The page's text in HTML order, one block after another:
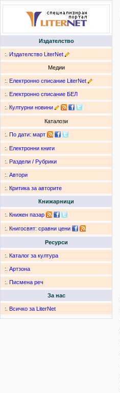
Издателство
:. Издателство LiterNet
Медии
:. Електронно списание LiterNet
:. Електронно списание БЕЛ
:. Културни новини
Каталози
:. По дати: март
:. Електронни книги
:. Раздели / Рубрики
:. Автори
:. Критика за авторите
Книжарници
:. Книжен пазар
:. Книгосвят: сравни цени
Ресурси
:. Каталог за култура
:. Артзона
:. Писмена реч
За нас
:. Всичко за LiterNet